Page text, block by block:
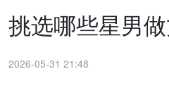
挑选哪些星男
2026-05-31 21:48